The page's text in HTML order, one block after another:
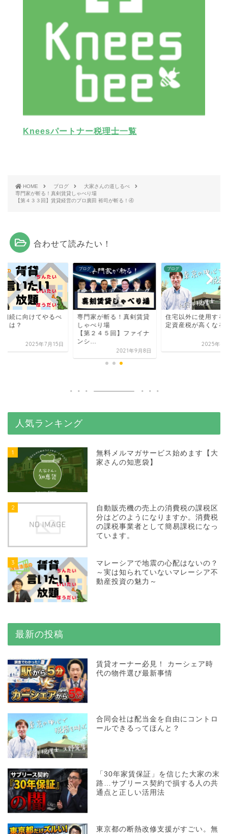
Kneesパートナー税理士一覧
HOME ブログ
大家さんの道しるべ
専門家が斬る！真剣賃貸しゃべり場
【第４３３回】賃貸経営のプロ廣田 裕司が斬る！④
合わせて読みたい！
相続に向けてやるべ
とは？
2025年7月15日
ブログ
専門家が斬る！真剣賃貸
しゃべり場
【第２４５回】ファイナ
ンシ...
2021年9月8日
ブログ
住宅以外に使用する
定資産税が高くなる
2025年4
人気ランキング
1
無料メルマガサービス始めます【大
家さんの知恵袋】
2
自動販売機の売上の消費税の課税区
分はどのようになりますか。消費税
の課税事業者として簡易課税になっ
ています。
3
マレーシアで地震の心配はないの？
～実は知られていないマレーシア不
動産投資の魅力～
最新の投稿
賃貸オーナー必見！ カーシェア時
代の物件選び最新事情
合同会社は配当金を自由にコントロ
ールできるってほんと？
「30年家賃保証」を信じた大家の末
路…サブリース契約で損する人の共
通点と正しい活用法
東京都の断熱改修支援がすごい。無